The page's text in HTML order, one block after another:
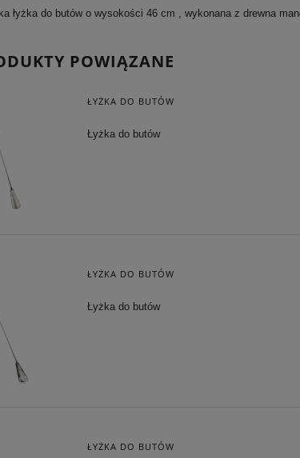
łyżka do butów o wysokości 46 cm , wykonana z drewna
POWIĄZANE
ŁYŻKA DO BUTÓW
Łyżka do butów
ŁYŻKA DO BUTÓW
Łyżka do butów
ŁYŻKA DO BUTÓW